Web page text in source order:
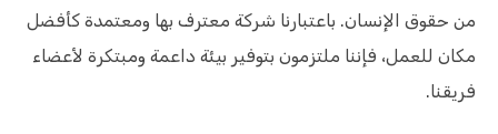
من حقوق الإنسان. باعتبارنا شركة معترف بها ومعتمدة كأفضل
مكان للعمل، فإننا ملتزمون بتوفير بيئة داعمة ومبتكرة لأعضاء
فريقنا.